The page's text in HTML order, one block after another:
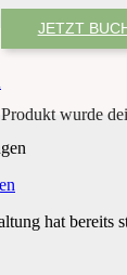
JETZT
Produkt wurde
hat bereits